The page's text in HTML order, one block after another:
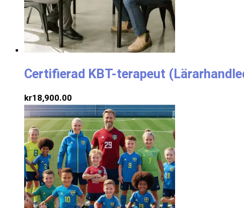
Certifierad KBT-terapeut
kr18,900.00